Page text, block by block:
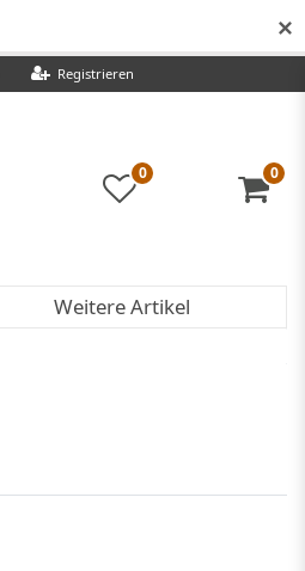
Registrieren
0 0
Weitere Artikel
✕